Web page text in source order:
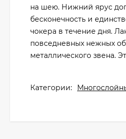
на шею. Нижний ярус
бесконечность и
чокера в течение дня.
повседневных нежных
металлического звена.
Категории: